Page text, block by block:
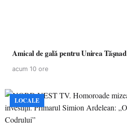
Amical de gală pentru Unirea Tășnad
acum 10 ore
LOCALE